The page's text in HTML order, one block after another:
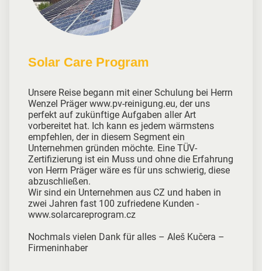
Solar Care Program
Unsere Reise begann mit einer Schulung bei Herrn
Wenzel Präger www.pv-reinigung.eu, der uns
perfekt auf zukünftige Aufgaben aller Art
vorbereitet hat. Ich kann es jedem wärmstens
empfehlen, der in diesem Segment ein
Unternehmen gründen möchte. Eine TÜV-
Zertifizierung ist ein Muss und ohne die Erfahrung
von Herrn Präger wäre es für uns schwierig, diese
abzuschließen.
Wir sind ein Unternehmen aus CZ und haben in
zwei Jahren fast 100 zufriedene Kunden -
www.solarcareprogram.cz
Nochmals vielen Dank für alles – Aleš Kučera –
Firmeninhaber